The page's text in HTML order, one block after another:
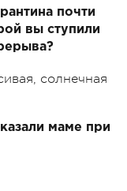
почти
вы ступили
солнечная
маме при